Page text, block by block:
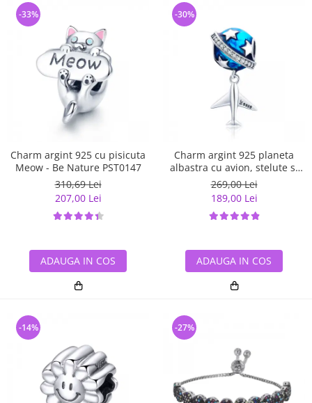
Charm argint 925 cu pisicuta
Meow - Be Nature PST0147
310,69 Lei
207,00 Lei
-33%
ADAUGA IN COS
Charm argint 925 planeta
albastra cu avion, stelute si
zirconii albe PST0149
269,00 Lei
189,00 Lei
-30%
ADAUGA IN COS
-14% -27%